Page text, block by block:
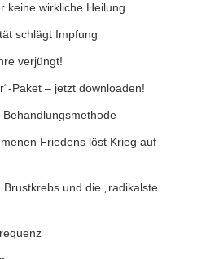
keine wirkliche Heilung
schlägt Impfung
verjüngt!
Paket – jetzt downloaden!
Friedens löst Krieg auf
und die „radikalste